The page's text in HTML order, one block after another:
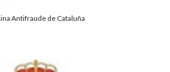
Antifraude de Cataluña